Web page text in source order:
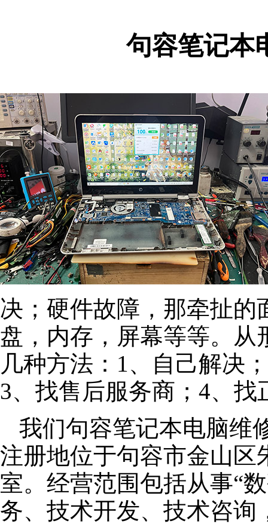
句容笔记本
决；硬件故障，那牵扯的
盘，内存，屏幕等等。从
几种方法：1、自己解决
3、找售后服务商；4、找
我们句容笔记本电脑维
注册地位于句容市金山区
室。经营范围包括从事“
务、技术开发、技术咨询